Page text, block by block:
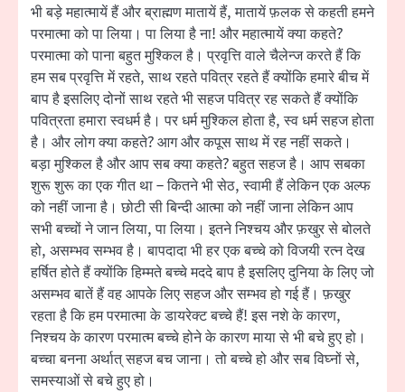
भी बड़े महात्मायें हैं और ब्राह्मण मातायें हैं, मातायें फ़लक से कहती हमने
परमात्मा को पा लिया। पा लिया है ना! और महात्मायें क्या कहते?
परमात्मा को पाना बहुत मुश्किल है। प्रवृत्ति वाले चैलेन्ज करते हैं कि
हम सब प्रवृत्ति में रहते, साथ रहते पवित्र रहते हैं क्योंकि हमारे बीच में
बाप है इसलिए दोनों साथ रहते भी सहज पवित्र रह सकते हैं क्योंकि
पवित्रता हमारा स्वधर्म है। पर धर्म मुश्किल होता है, स्व धर्म सहज होता
है। और लोग क्या कहते? आग और कपूस साथ में रह नहीं सकते।
बड़ा मुश्किल है और आप सब क्या कहते? बहुत सहज है। आप सबका
शुरू शुरू का एक गीत था – कितने भी सेठ, स्वामी हैं लेकिन एक अल्फ
को नहीं जाना है। छोटी सी बिन्दी आत्मा को नहीं जाना लेकिन आप
सभी बच्चों ने जान लिया, पा लिया। इतने निश्चय और फ़खुर से बोलते
हो, असम्भव सम्भव है। बापदादा भी हर एक बच्चे को विजयी रत्न देख
हर्षित होते हैं क्योंकि हिम्मते बच्चे मददे बाप है इसलिए दुनिया के लिए जो
असम्भव बातें हैं वह आपके लिए सहज और सम्भव हो गई हैं। फ़खुर
रहता है कि हम परमात्मा के डायरेक्ट बच्चे हैं! इस नशे के कारण,
निश्चय के कारण परमात्म बच्चे होने के कारण माया से भी बचे हुए हो।
बच्चा बनना अर्थात् सहज बच जाना। तो बच्चे हो और सब विघ्नों से,
समस्याओं से बचे हुए हो।